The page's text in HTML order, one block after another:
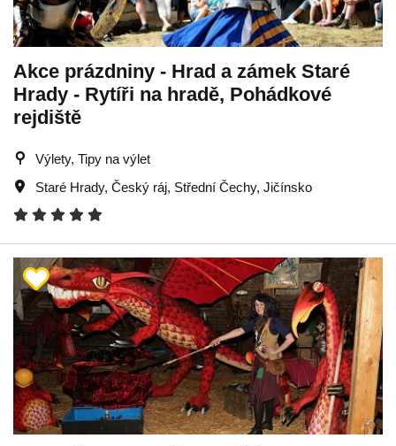
Akce prázdniny - Hrad a zámek Staré
Hrady - Rytíři na hradě, Pohádkové
rejdiště
Výlety, Tipy na výlet
Staré Hrady, Český ráj, Střední Čechy, Jičínsko